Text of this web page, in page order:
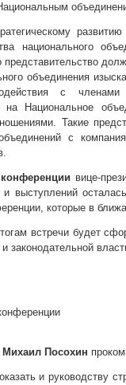
национального
представительство
объединения
с
на Национальное
Такие
с
вице-
выступлений
которые в
встречи будет
законодательной
Посохин
и руководству